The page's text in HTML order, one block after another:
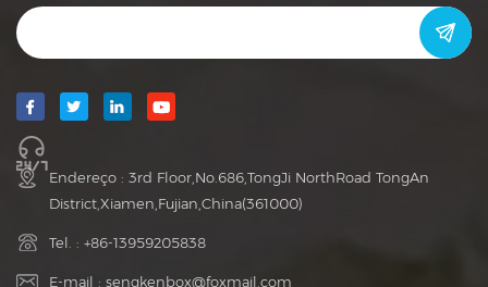
Endereço : 3rd Floor,No.686,TongJi NorthRoad TongAn
District,Xiamen,Fujian,China(361000)
Tel. : +86-13959205838
E-mail : sengkenbox@foxmail.com